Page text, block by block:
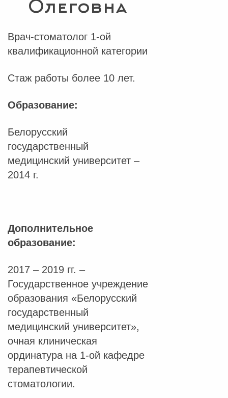
Олеговна
Врач-стоматолог 1-ой
квалификационной категории
Стаж работы более 10 лет.
Образование:
Белорусский
государственный
медицинский университет –
2014 г.
Дополнительное
образование:
2017 – 2019 гг. –
Государственное учреждение
образования «Белорусский
государственный
медицинский университет»,
очная клиническая
ординатура на 1-ой кафедре
терапевтической
стоматологии.